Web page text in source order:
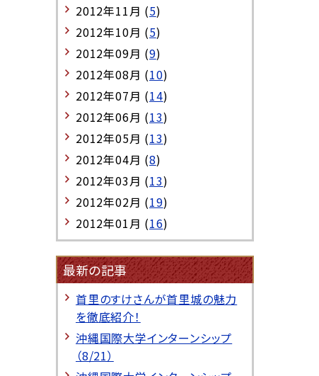
2012年11月 (5)
2012年10月 (5)
2012年09月 (9)
2012年08月 (10)
2012年07月 (14)
2012年06月 (13)
2012年05月 (13)
2012年04月 (8)
2012年03月 (13)
2012年02月 (19)
2012年01月 (16)
最新の記事
首里のすけさんが首里城の魅力
を徹底紹介！
沖縄国際大学インターンシップ
（8/21）